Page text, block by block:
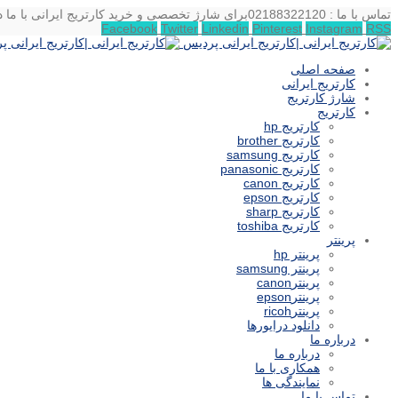
تماس با ما : 02188322120
برای شارژ تخصصی و خرید کارتریج ایرانی با ما
Facebook Twitter Linkedin Pinterest Instagram RSS
صفحه اصلی
کارتریج ایرانی
شارژ کارتریج
کارتریج
کارتریج hp
کارتریج brother
کارتریج samsung
کارتریج panasonic
کارتریج canon
کارتریج epson
کارتریج sharp
کارتریج toshiba
پرینتر
پرینتر hp
پرینتر samsung
پرینترcanon
پرینترepson
پرینترricoh
دانلود درایورها
درباره ما
درباره ما
همکاری با ما
نمایندگی ها